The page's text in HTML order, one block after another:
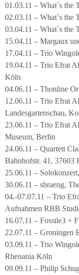
01.03.11 – What´s the
02.03.11 – What´s the
03.04.11 – What´s
15.04.11 – Margaux
17.04.11 – Trio
19.04.11 – Trio Efrat
Köln
04.06.11 – Thonline
12.06.11 – Trio Efrat
Landesgartenschau,
23.06.11 – Trio Efrat
Museum, Berlin
24.06.11 – Quartett
Bahnhofstr. 41, 37603
25.06.11 –
30.06.11 – shraeng,
04.-07.07.11 – Trio
Aufnahmen RBB
16.07.11 – Fossile3 +
22.07.11 – Groningen
03.09.11 – Trio
Rhenania Köln
09.09.11 – Philip